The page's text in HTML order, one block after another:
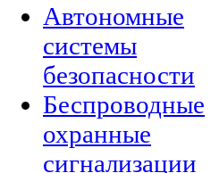
Автономные
системы
безопасности
Беспроводные
охранные
сигнализации